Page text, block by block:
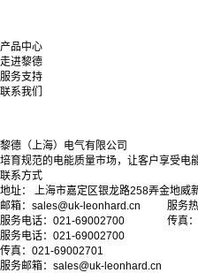
产品中心
走进黎德
服务支持
联系我们
黎德（上海）电气有限公司
培育规范的电能质量市场，让客户享受电
联系方式
地址： 上海市嘉定区银龙路258弄金地
邮箱：sales@uk-leonhard.cn 服务热
服务电话：021-69002700 传真
服务电话：021-69002700
传真：021-69002701
服务邮箱： sales@uk-leonhard.cn